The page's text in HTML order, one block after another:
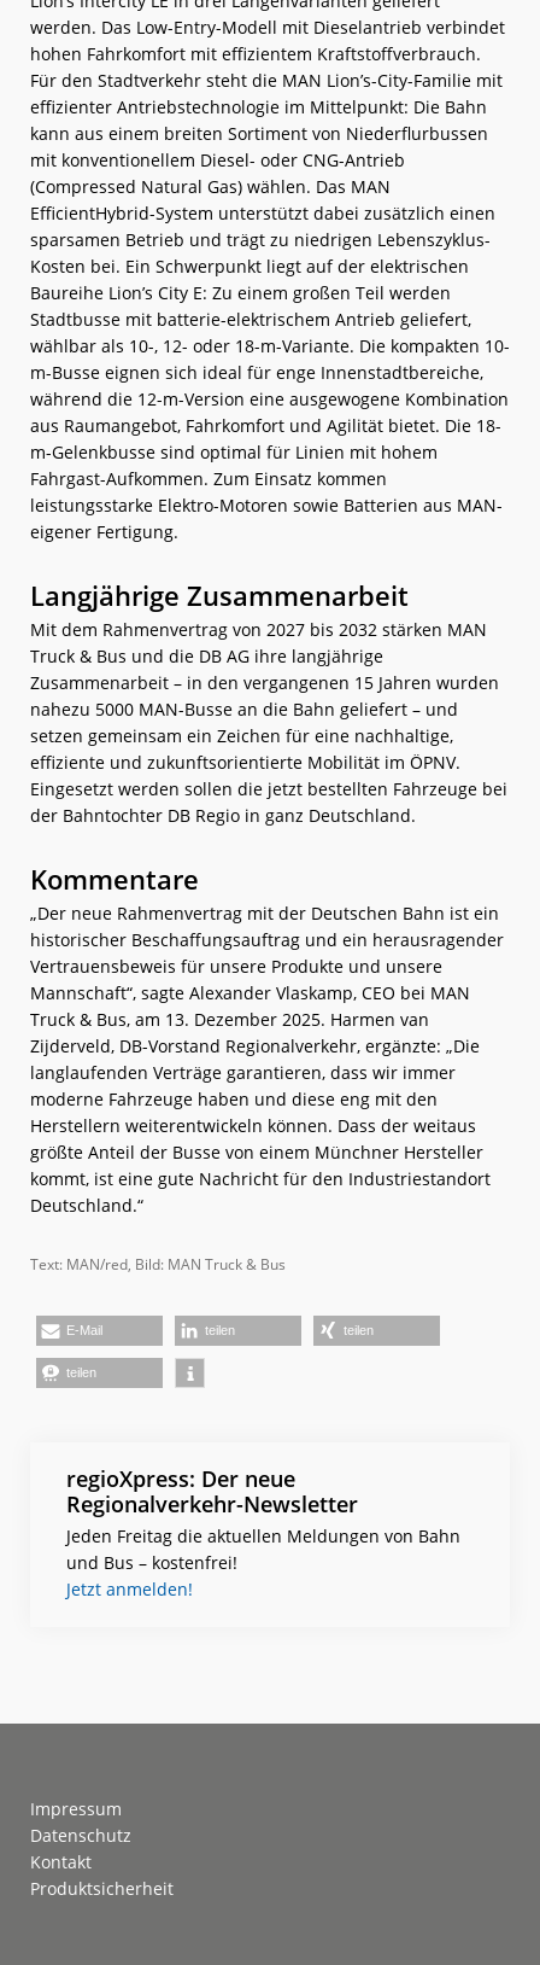
werden. Das Low-Entry-Modell mit Dieselantrieb verbindet
hohen Fahrkomfort mit effizientem Kraftstoffverbrauch.
Für den Stadtverkehr steht die MAN Lion’s-City-Familie mit
effizienter Antriebstechnologie im Mittelpunkt: Die Bahn
kann aus einem breiten Sortiment von Niederflurbussen
mit konventionellem Diesel- oder CNG-Antrieb
(Compressed Natural Gas) wählen. Das MAN
EfficientHybrid-System unterstützt dabei zusätzlich einen
sparsamen Betrieb und trägt zu niedrigen Lebenszyklus-
Kosten bei. Ein Schwerpunkt liegt auf der elektrischen
Baureihe Lion’s City E: Zu einem großen Teil werden
Stadtbusse mit batterie-elektrischem Antrieb geliefert,
wählbar als 10-, 12- oder 18-m-Variante. Die kompakten 10-
m-Busse eignen sich ideal für enge Innenstadtbereiche,
während die 12-m-Version eine ausgewogene Kombination
aus Raumangebot, Fahrkomfort und Agilität bietet. Die 18-
m-Gelenkbusse sind optimal für Linien mit hohem
Fahrgast-Aufkommen. Zum Einsatz kommen
leistungsstarke Elektro-Motoren sowie Batterien aus MAN-
eigener Fertigung.
Langjährige Zusammenarbeit
Mit dem Rahmenvertrag von 2027 bis 2032 stärken MAN
Truck & Bus und die DB AG ihre langjährige
Zusammenarbeit – in den vergangenen 15 Jahren wurden
nahezu 5000 MAN-Busse an die Bahn geliefert – und
setzen gemeinsam ein Zeichen für eine nachhaltige,
effiziente und zukunftsorientierte Mobilität im ÖPNV.
Eingesetzt werden sollen die jetzt bestellten Fahrzeuge bei
der Bahntochter DB Regio in ganz Deutschland.
Kommentare
„Der neue Rahmenvertrag mit der Deutschen Bahn ist ein
historischer Beschaffungsauftrag und ein herausragender
Vertrauensbeweis für unsere Produkte und unsere
Mannschaft“, sagte Alexander Vlaskamp, CEO bei MAN
Truck & Bus, am 13. Dezember 2025. Harmen van
Zijderveld, DB-Vorstand Regionalverkehr, ergänzte: „Die
langlaufenden Verträge garantieren, dass wir immer
moderne Fahrzeuge haben und diese eng mit den
Herstellern weiterentwickeln können. Dass der weitaus
größte Anteil der Busse von einem Münchner Hersteller
kommt, ist eine gute Nachricht für den Industriestandort
Deutschland.“
Text: MAN/red, Bild: MAN Truck & Bus
E-Mail teilen teilen
teilen
regioXpress: Der neue
Regionalverkehr-Newsletter
Jeden Freitag die aktuellen Meldungen von Bahn
und Bus – kostenfrei!
Jetzt anmelden!
Impressum
Datenschutz
Kontakt
Produktsicherheit